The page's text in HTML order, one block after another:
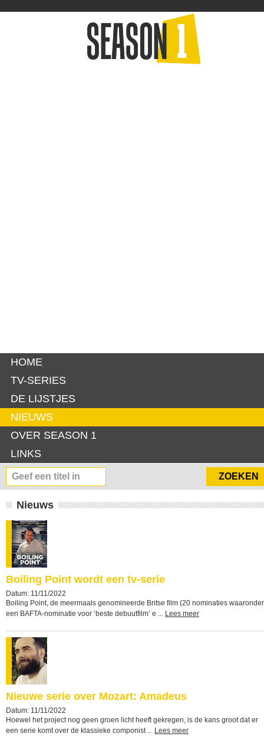
HOME
TV-SERIES
DE LIJSTJES
NIEUWS
OVER SEASON 1
LINKS
Nieuws
Boiling Point wordt een tv-serie
Datum: 11/11/2022
Boiling Point, de meermaals genomineerde Britse film (20 nominaties waaronder
een BAFTA-nominatie voor ‘beste debuutfilm’ e ... Lees meer
Nieuwe serie over Mozart: Amadeus
Datum: 11/11/2022
Hoewel het project nog geen groen licht heeft gekregen, is de kans groot dat er
een serie komt over de klassieke componist ... Lees meer